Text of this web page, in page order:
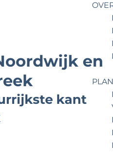
h
m
e
en
kant